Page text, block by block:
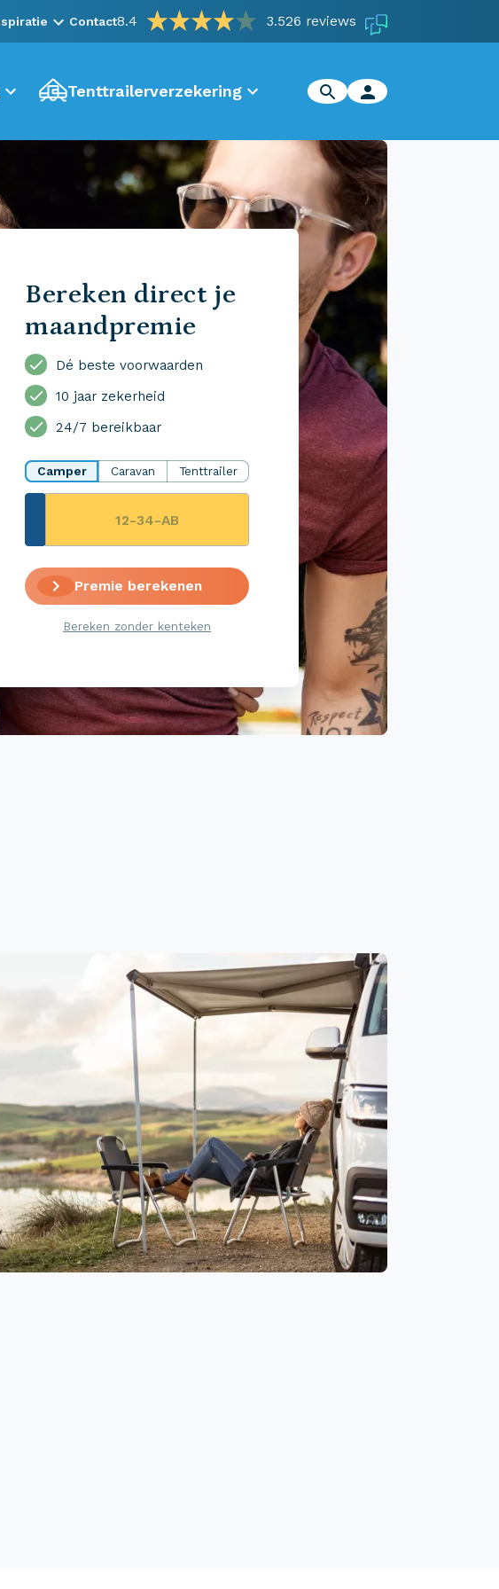
Contact8.4 3.526 reviews
Tenttrailerverzekering
Bereken direct je
maandpremie
Dé beste voorwaarden
10 jaar zekerheid
24/7 bereikbaar
Camper Caravan Tenttrailer
Premie berekenen
Bereken zonder kenteken